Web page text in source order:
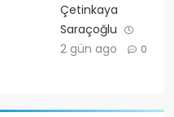
Çetinkaya
Saraçoğlu
2 gün ago
0